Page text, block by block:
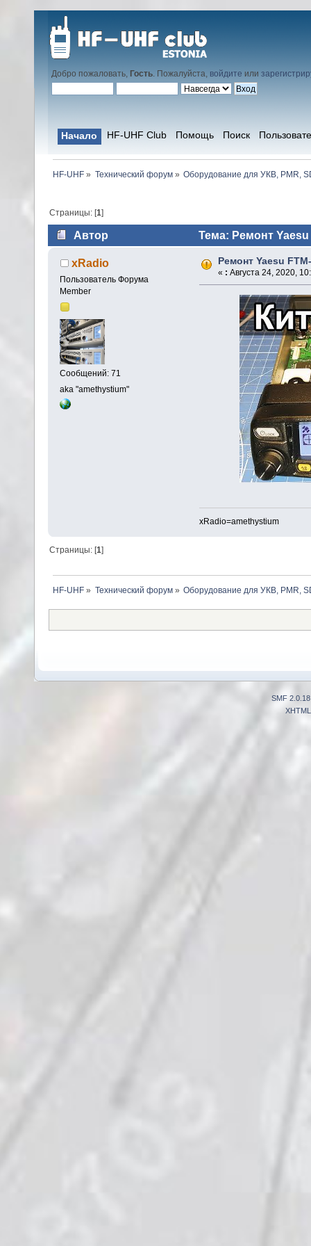
Добро пожаловать, Гость. Пожалуйста, войдите или
Начало HF-UHF Club Помощь Поиск
HF-UHF» Технический форум» Оборудование для УКВ, PMR,
Страницы: [1]
Автор Тема: Ремонт
xRadio
Пользователь Форума
Member
Сообщений: 71
aka "amethystium"
Ремонт Yaesu
« : Августа 24, 2020,
xRadio=amethystium
Страницы: [1]
HF-UHF» Технический форум» Оборудование для УКВ, PMR,
SMF 2.0.18
XHTML